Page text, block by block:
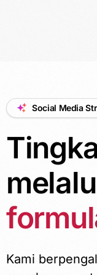
Social Media
Kami